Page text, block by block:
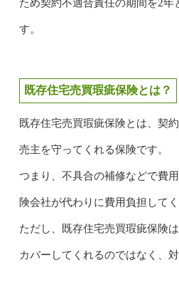
ため契約不適合責任の期間を2年
す。
既存住宅売買瑕疵保険とは？
既存住宅売買瑕疵保険とは、契
売主を守ってくれる保険です。
つまり、不具合の補修などで費
険会社が代わりに費用負担してく
ただし、既存住宅売買瑕疵保険
カバーしてくれるのではなく、